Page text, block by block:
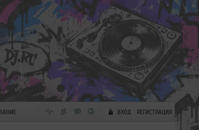
ВХОД РЕГИСТРАЦИЯ